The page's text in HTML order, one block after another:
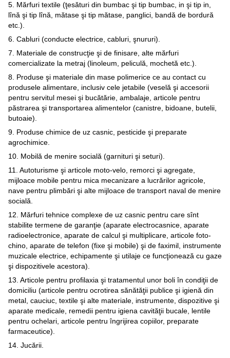
5. Mărfuri textile (ţesături din bumbac şi tip bumbac, in şi tip in,
lînă şi tip lînă, mătase şi tip mătase, panglici, bandă de bordură
etc.).
6. Cabluri (conducte electrice, cabluri, şnururi).
7. Materiale de construcţie şi de finisare, alte mărfuri
comercializate la metraj (linoleum, peliculă, mochetă etc.).
8. Produse şi materiale din mase polimerice ce au contact cu
produsele alimentare, inclusiv cele jetabile (veselă şi accesorii
pentru servitul mesei şi bucătărie, ambalaje, articole pentru
păstrarea şi transportarea alimentelor (canistre, bidoane, butelii,
butoaie).
9. Produse chimice de uz casnic, pesticide şi preparate
agrochimice.
10. Mobilă de menire socială (garnituri şi seturi).
11. Autoturisme şi articole moto-velo, remorci şi agregate,
mijloace mobile pentru mica mecanizare a lucrărilor agricole,
nave pentru plimbări şi alte mijloace de transport naval de menire
socială.
12. Mărfuri tehnice complexe de uz casnic pentru care sînt
stabilite termene de garanţie (aparate electrocasnice, aparate
radioelectronice, aparate de calcul şi multiplicare, articole foto-
chino, aparate de telefon (fixe şi mobile) şi de faximil, instrumente
muzicale electrice, echipamente şi utilaje ce funcţionează cu gaze
şi dispozitivele acestora).
13. Articole pentru profilaxia şi tratamentul unor boli în condiţii de
domiciliu (articole pentru ocrotirea sănătăţii publice şi igienă din
metal, cauciuc, textile şi alte materiale, instrumente, dispozitive şi
aparate medicale, remedii pentru igiena cavităţii bucale, lentile
pentru ochelari, articole pentru îngrijirea copiilor, preparate
farmaceutice).
14. Jucării.